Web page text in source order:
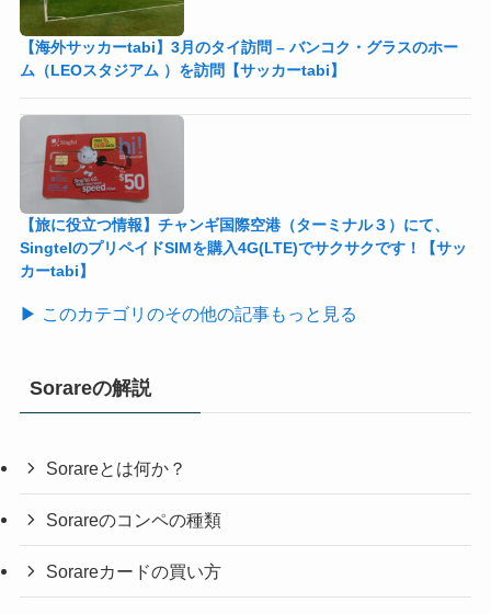
【海外サッカーtabi】3月のタイ訪問 – バンコク・グラスのホー
ム（LEOスタジアム ）を訪問【サッカーtabi】
【旅に役立つ情報】チャンギ国際空港（ターミナル３）にて、
SingtelのプリペイドSIMを購入4G(LTE)でサクサクです！【サッ
カーtabi】
▶ このカテゴリのその他の記事もっと見る
Sorareの解説
Sorareとは何か？
Sorareのコンペの種類
Sorareカードの買い方